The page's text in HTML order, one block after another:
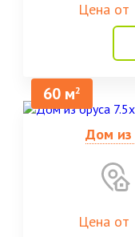
Цена от
60 м2
Дом из
Цена от